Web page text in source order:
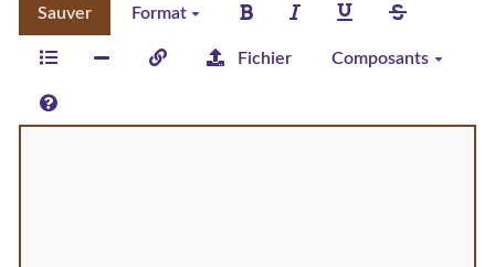
Sauver Format
Fichier Composants